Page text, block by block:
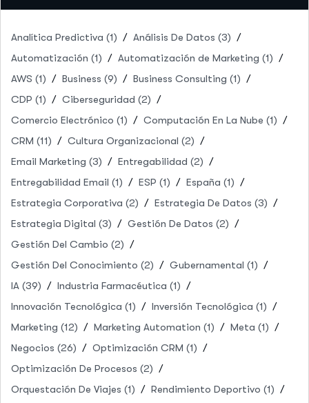
Analítica Predictiva (1) Análisis De Datos (3)
Automatización (1) Automatización de Marketing (1)
AWS (1) Business (9) Business Consulting (1)
CDP (1) Ciberseguridad (2)
Comercio Electrónico (1) Computación En La Nube (1)
CRM (11) Cultura Organizacional (2)
Email Marketing (3) Entregabilidad (2)
Entregabilidad Email (1) ESP (1) España (1)
Estrategia Corporativa (2) Estrategia De Datos (3)
Estrategia Digital (3) Gestión De Datos (2)
Gestión Del Cambio (2)
Gestión Del Conocimiento (2) Gubernamental (1)
IA (39) Industria Farmacéutica (1)
Innovación Tecnológica (1) Inversión Tecnológica (1)
Marketing (12) Marketing Automation (1) Meta (1)
Negocios (26) Optimización CRM (1)
Optimización De Procesos (2)
Orquestación De Viajes (1) Rendimiento Deportivo (1)